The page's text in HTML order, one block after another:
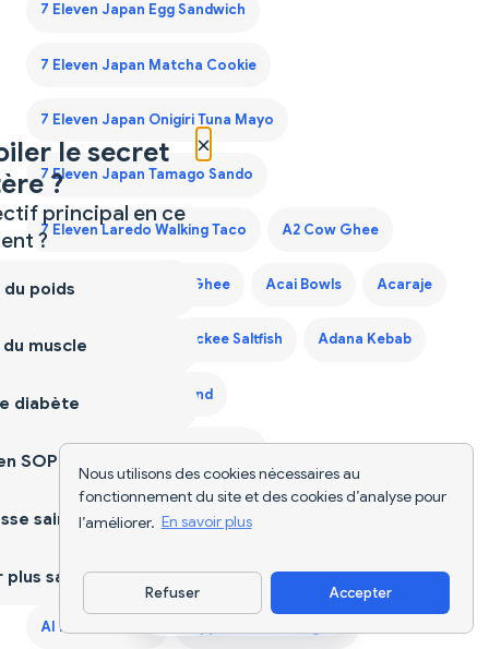
Nous utilisons des cookies nécessaires au
fonctionnement du site et des cookies d’analyse pour
l’améliorer. En savoir plus
Refuser Accepter
7 Eleven Japan Egg Sandwich
7 Eleven Japan Matcha Cookie
7 Eleven Japan Onigiri Tuna Mayo
7 Eleven Japan Tamago Sando
7 Eleven Laredo Walking Taco A2 Cow Ghee
A2 Desi Ghee A2 Ghee Acai Bowls Acaraje
Acerola Cherry Ackee Saltfish Adana Kebab
Adaptogen Coffee Blend
Adaptogen Mushroom Coffee
Explore Plus d'Outils et de Ressources
AI Food Tracker
Télécharger l'appli
×
le secret
?
principal en ce
?
poids
muscle
diabète
SOPK
saine
sain